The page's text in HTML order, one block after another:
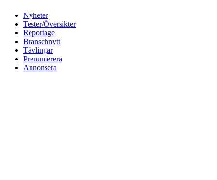
Nyheter
Tester/Översikter
Reportage
Branschnytt
Tävlingar
Prenumerera
Annonsera